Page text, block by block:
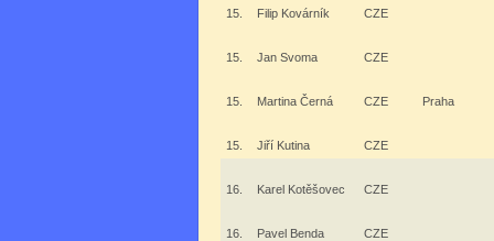
15. Filip Kovárník CZE
15. Jan Svoma CZE
15. Martina Černá CZE Praha
15. Jiří Kutina CZE
16. Karel Kotěšovec CZE
16. Pavel Benda CZE